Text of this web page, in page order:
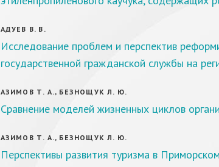
АДУЕВ В. В.
Исследование проблем и перспектив
государственной гражданской службы на
АЗИМОВ Т. А., БЕЗНОЩУК Л. Ю.
Сравнение моделей жизненных циклов
АЗИМОВ Т. А., БЕЗНОЩУК Л. Ю.
Перспективы развития туризма в